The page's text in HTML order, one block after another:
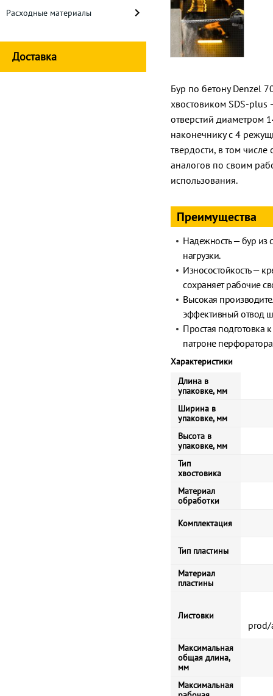
Расходные материалы
Доставка
Бур по бетону Denzel
хвостовиком SDS-plus
отверстий диаметром
наконечнику с 4
твердости, в том
аналогов по своим
использования.
Преимущества
Надежность — бур из
нагрузки.
Износостойкость —
сохраняет рабочие
Высокая
эффективный отвод
Простая подготовка
патроне
Характеристики
Длина в
упаковке, мм
Ширина в
упаковке, мм
Высота в
упаковке, мм
Тип
хвостовика
Материал
обработки
Комплектация
Тип пластины
Материал
пластины
Листовки
Максимальная
общая длина,
мм
Максимальная